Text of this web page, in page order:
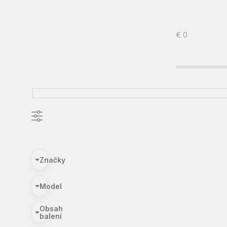
€ 0
Značky
Model
Obsah
balení